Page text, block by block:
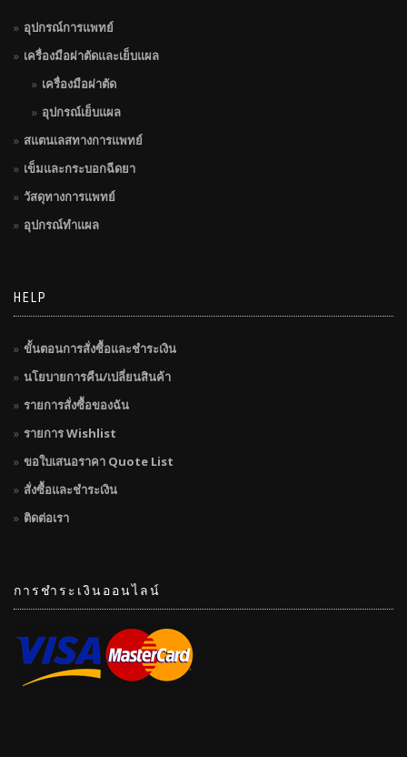
อุปกรณ์การแพทย์
เครื่องมือผ่าตัดและเย็บแผล
เครื่องมือผ่าตัด
อุปกรณ์เย็บแผล
สแตนเลสทางการแพทย์
เข็มและกระบอกฉีดยา
วัสดุทางการแพทย์
อุปกรณ์ทำแผล
HELP
ขั้นตอนการสั่งซื้อและชำระเงิน
นโยบายการคืน/เปลี่ยนสินค้า
รายการสั่งซื้อของฉัน
รายการ Wishlist
ขอใบเสนอราคา Quote List
สั่งซื้อและชำระเงิน
ติดต่อเรา
การชำระเงินออนไลน์